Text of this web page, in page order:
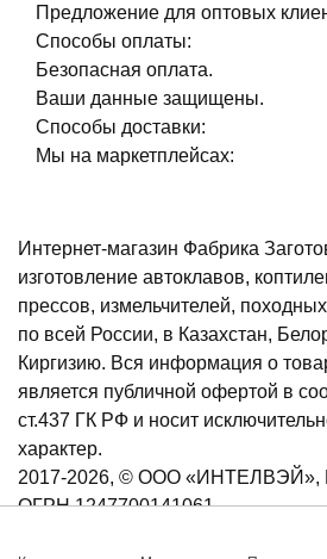
Предложение для оптовых
Способы оплаты:
Безопасная оплата.
Ваши данные защищены.
Способы доставки:
Мы на маркетплейсах:
Интернет-магазин Фабрика
изготовление автоклавов,
прессов, измельчителей,
по всей России, в Казахстан,
Киргизию. Вся информация о
является публичной офертой в
ст.437 ГК РФ и носит
характер.
2017-2026, © ООО «ИНТЕЛВЭЙ»,
ОГРН 1247700141061